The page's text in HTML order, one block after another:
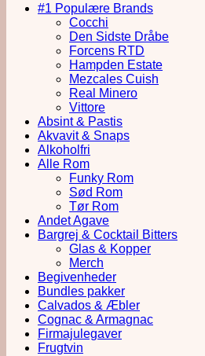
#1 Populære Brands
Cocchi
Den Sidste Dråbe
Forcens RTD
Hampden Estate
Mezcales Cuish
Real Minero
Vittore
Absint & Pastis
Akvavit & Snaps
Alkoholfri
Alle Rom
Funky Rom
Sød Rom
Tør Rom
Andet Agave
Bargrej & Cocktail Bitters
Glas & Kopper
Merch
Begivenheder
Bundles pakker
Calvados & Æbler
Cognac & Armagnac
Firmajulegaver
Frugtvin